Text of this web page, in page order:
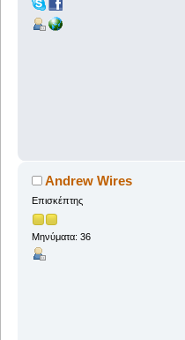
Andrew Wires
Επισκέπτης
Μηνύματα: 36